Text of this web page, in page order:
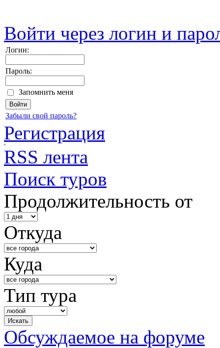
Войти через логин и
Логин:
Пароль:
Запомнить меня
Забыли свой пароль?
Регистрация
RSS лента
Поиск туров
Продолжительность от
Откуда
Куда
Тип тура
Обсуждаемое на форуме